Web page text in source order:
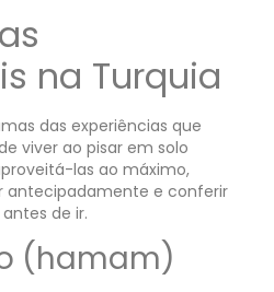
na Turquia
das experiências que
viver ao pisar em solo
las ao máximo,
antecipadamente e conferir
de ir.
(hamam)